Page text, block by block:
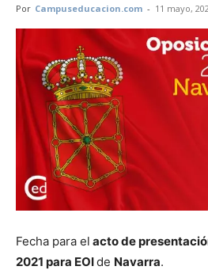
Por Campuseducacion.com - 11 mayo,
Fecha para el acto de
2021 para EOIde Navarra.